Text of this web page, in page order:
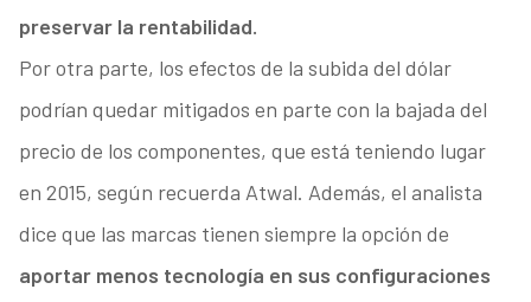
preservar la rentabilidad.
Por otra parte, los efectos de la subida del dólar
podrían quedar mitigados en parte con la bajada del
precio de los componentes, que está teniendo lugar
en 2015, según recuerda Atwal. Además, el analista
dice que las marcas tienen siempre la opción de
aportar menos tecnología en sus configuraciones